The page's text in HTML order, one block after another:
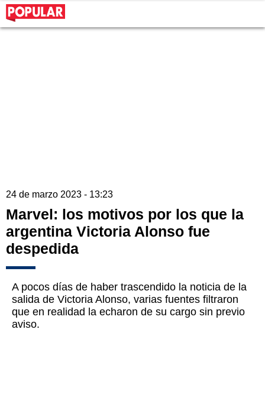
24 de marzo 2023 - 13:23
Marvel: los motivos por los que la
argentina Victoria Alonso fue
despedida
A pocos días de haber trascendido la noticia de la
salida de Victoria Alonso, varias fuentes filtraron
que en realidad la echaron de su cargo sin previo
aviso.